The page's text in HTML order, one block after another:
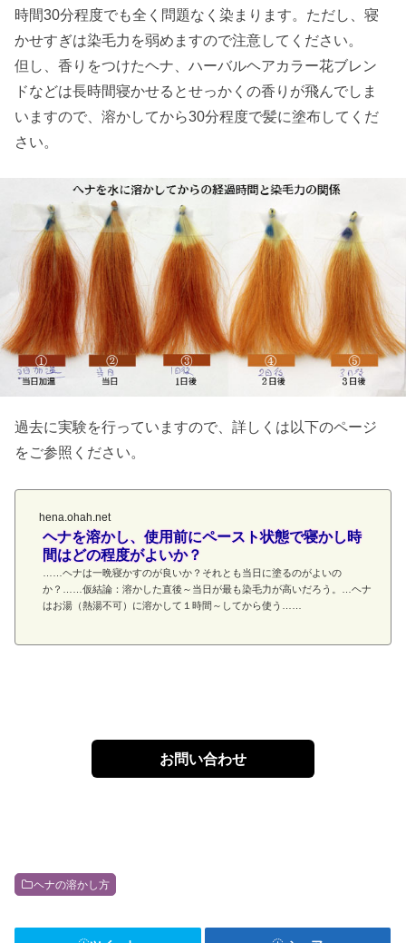
時間30分程度でも全く問題なく染まります。ただし、寝
かせすぎは染毛力を弱めますので注意してください。
但し、香りをつけたヘナ、ハーバルヘアカラー花ブレン
ドなどは長時間寝かせるとせっかくの香りが飛んでしま
いますので、溶かしてから30分程度で髪に塗布してくだ
さい。
過去に実験を行っていますので、詳しくは以下のページ
をご参照ください。
hena.ohah.net
ヘナを溶かし、使用前にペースト状態で寝かし時
間はどの程度がよいか？
……ヘナは一晩寝かすのが良いか？それとも当日に塗るのがよいの
か？……仮結論：溶かした直後～当日が最も染毛力が高いだろう。…ヘナ
はお湯（熱湯不可）に溶かして１時間～してから使う……
お問い合わせ
ヘナの溶かし方